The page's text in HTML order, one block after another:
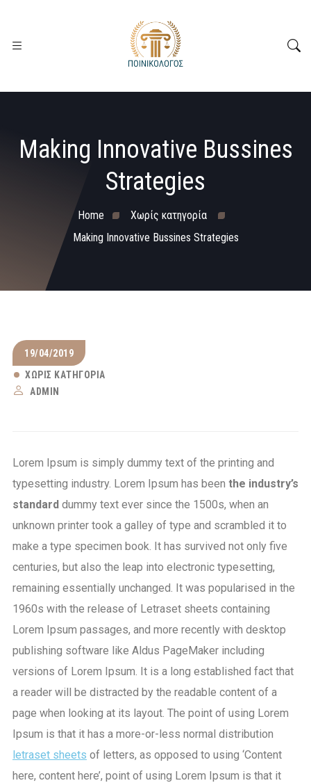
Making Innovative Bussines
Strategies
Home
Χωρίς κατηγορία
Making Innovative Bussines Strategies
19/04/2019
ΧΩΡΊΣ ΚΑΤΗΓΟΡΊΑ
ADMIN
Lorem Ipsum is simply dummy text of the printing and
typesetting industry. Lorem Ipsum has been the industry’s
standard dummy text ever since the 1500s, when an
unknown printer took a galley of type and scrambled it to
make a type specimen book. It has survived not only five
centuries, but also the leap into electronic typesetting,
remaining essentially unchanged. It was popularised in the
1960s with the release of Letraset sheets containing
Lorem Ipsum passages, and more recently with desktop
publishing software like Aldus PageMaker including
versions of Lorem Ipsum. It is a long established fact that
a reader will be distracted by the readable content of a
page when looking at its layout. The point of using Lorem
Ipsum is that it has a more-or-less normal distribution
letraset sheets of letters, as opposed to using ‘Content
here, content here’, point of using Lorem Ipsum is that it